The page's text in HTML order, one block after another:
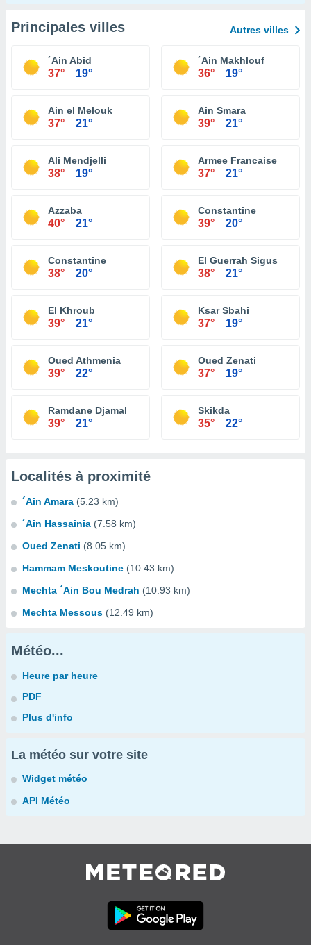
Principales villes Autres villes
´Ain Abid
37° 19°
´Ain Makhlouf
36° 19°
Ain el Melouk
37° 21°
Ain Smara
39° 21°
Ali Mendjelli
38° 19°
Armee Francaise
37° 21°
Azzaba
40° 21°
Constantine
39° 20°
Constantine
38° 20°
El Guerrah Sigus
38° 21°
El Khroub
39° 21°
Ksar Sbahi
37° 19°
Oued Athmenia
39° 22°
Oued Zenati
37° 19°
Ramdane Djamal
39° 21°
Skikda
35° 22°
Localités à proximité
´Ain Amara (5.23 km)
´Ain Hassainia (7.58 km)
Oued Zenati (8.05 km)
Hammam Meskoutine (10.43 km)
Mechta ´Ain Bou Medrah (10.93 km)
Mechta Messous (12.49 km)
Météo...
Heure par heure
PDF
Plus d'info
La météo sur votre site
Widget météo
API Météo